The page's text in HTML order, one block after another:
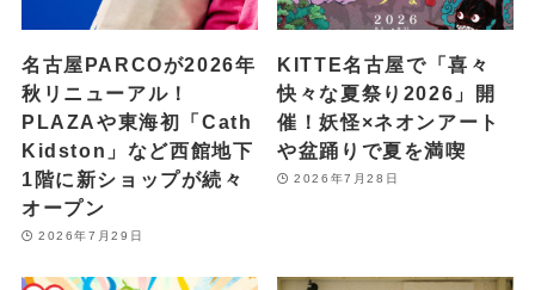
名古屋PARCOが2026年
秋リニューアル！
PLAZAや東海初「Cath
Kidston」など西館地下
1階に新ショップが続々
オープン
2026年7月29日
KITTE名古屋で「喜々
快々な夏祭り2026」開
催！妖怪×ネオンアート
や盆踊りで夏を満喫
2026年7月28日